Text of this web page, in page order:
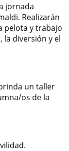
jornada
Realizarán
pelota y trabajo
diversión y el
un taller
os de la